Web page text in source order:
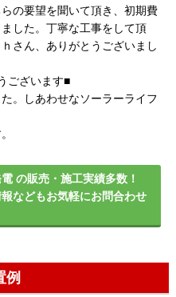
の要望を聞いて頂き、初期費
した。丁寧な工事をして頂
さん、ありがとうございまし
ございます■
。しあわせなソーラーライフ
の販売・施工実績多数！
などもお気軽にお問合わせ
例